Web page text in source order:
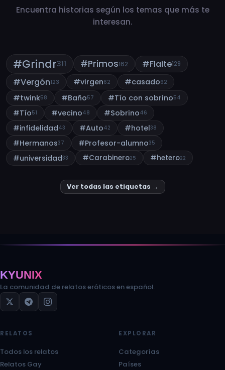
Encuentra historias según los temas que más te
interesan.
#Grindr311 #Primos162 #Flaite129
#Vergón123 #virgen62 #casado62
#twink58 #Baño57 #Tío con sobrino54
#Tío51 #vecino48 #Sobrino46
#infidelidad43 #Auto42 #hotel38
#Hermanos37 #Profesor-alumno35
#universidad33 #Carabinero25 #hetero22
Ver todas las etiquetas →
KYUNIX
La comunidad de relatos eróticos en español.
RELATOS
Todos los relatos
Relatos Gay
EXPLORAR
Categorías
Países